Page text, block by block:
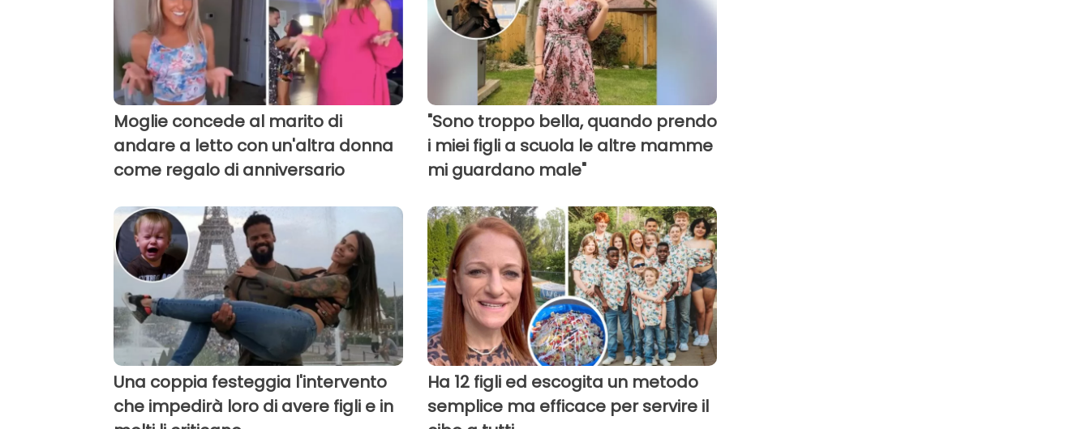
Moglie concede al marito di
andare a letto con un'altra donna
come regalo di anniversario
"Sono troppo bella, quando prendo
i miei figli a scuola le altre mamme
mi guardano male"
Una coppia festeggia l'intervento
che impedirà loro di avere figli e in
Ha 12 figli ed escogita un metodo
semplice ma efficace per servire il